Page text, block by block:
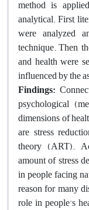
method is
analytical. First,
were analyzed
technique. Then,
and health were
influenced by the
Findings:
psychological
dimensions of
are stress
theory (ART).
amount of stress
in people facing
reason for many
role in people's